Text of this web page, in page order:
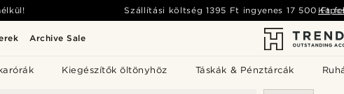
Archive Sale
Kiegészítők öltönyhöz Táskák & Pénztárcák
Szállítási költség1395 Ft ingyenes 17 500 Ft